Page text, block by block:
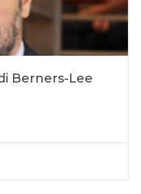
Berners-Lee